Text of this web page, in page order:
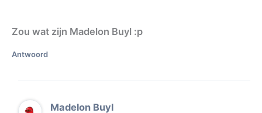
Zou wat zijn Madelon Buyl :p
Antwoord
Madelon Buyl